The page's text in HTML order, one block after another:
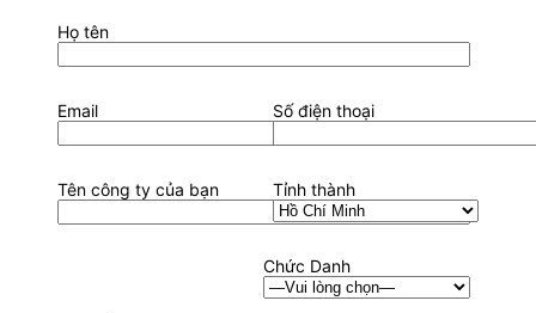
Họ tên
Email Số điện thoại
Tên công ty của bạn Tỉnh thành
Chức Danh